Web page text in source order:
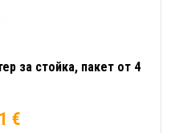
за стойка, пакет от 4
€